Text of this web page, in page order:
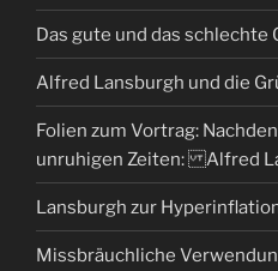
Das gute und das schlechte
Alfred Lansburgh und die
Folien zum Vortrag:
unruhigen Zeiten: Alfred
Lansburgh zur
Missbräuchliche